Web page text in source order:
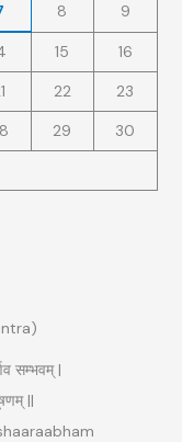
8 9
15
16
22
23
29
30
सम्भवम् |
||